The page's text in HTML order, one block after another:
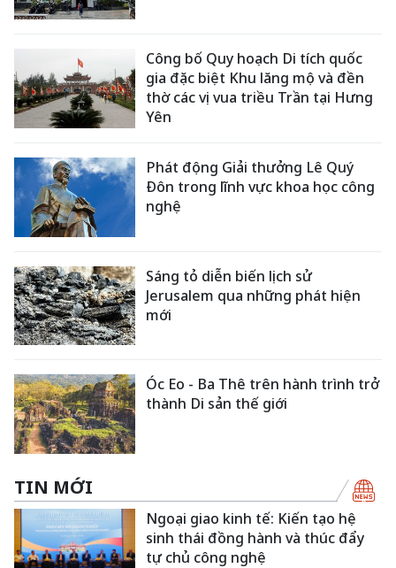
Công bố Quy hoạch Di tích quốc
gia đặc biệt Khu lăng mộ và đền
thờ các vị vua triều Trần tại Hưng
Yên
Phát động Giải thưởng Lê Quý
Đôn trong lĩnh vực khoa học công
nghệ
Sáng tỏ diễn biến lịch sử
Jerusalem qua những phát hiện
mới
Óc Eo - Ba Thê trên hành trình trở
thành Di sản thế giới
TIN MỚI
Ngoại giao kinh tế: Kiến tạo hệ
sinh thái đồng hành và thúc đẩy
tự chủ công nghệ